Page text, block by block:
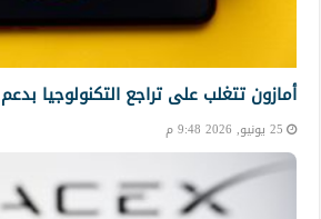
أمازون تتغلب على تراجع التكنولوجيا
25 يونيو, 2026 9:48 م